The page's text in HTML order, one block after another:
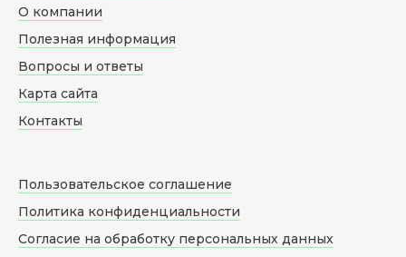
О компании
Полезная информация
Вопросы и ответы
Карта сайта
Контакты
Пользовательское соглашение
Политика конфиденциальности
Согласие на обработку персональных данных